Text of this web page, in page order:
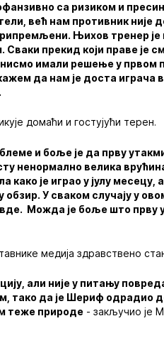
са ризиком и
већ нам противник
Њихов тренер је
Сваки прекид који праве је
имали решење у првом
да нам је доста
домаћи и гостујући терен.
и боље је да прву
ненормално велика
како је играо у јулу месецу,
обзир. У сваком случају у
Можда је боље што прву
медија здравствено
али није у питању
тако да је Шериф одрадио
теже природе - закључио је